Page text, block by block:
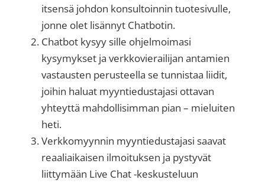
itsensä johdon konsultoinnin tuotesivulle,
jonne olet lisännyt Chatbotin.
Chatbot kysyy sille ohjelmoimasi
kysymykset ja verkkovierailijan antamien
vastausten perusteella se tunnistaa liidit,
joihin haluat myyntiedustajasi ottavan
yhteyttä mahdollisimman pian – mieluiten
heti.
Verkkomyynnin myyntiedustajasi saavat
reaaliaikaisen ilmoituksen ja pystyvät
liittymään Live Chat -keskusteluun